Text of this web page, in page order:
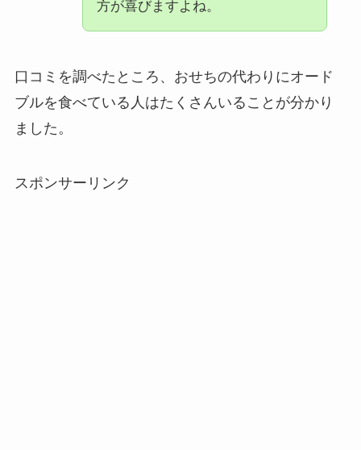
方が喜びますよね。
口コミを調べたところ、おせちの代わりにオード
ブルを食べている人はたくさんいることが分かり
ました。
スポンサーリンク